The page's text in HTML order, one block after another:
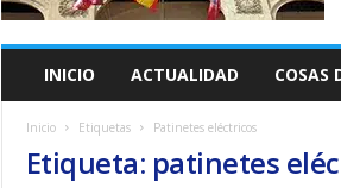
S
INICIO ACTUALIDAD COSAS
Inicio Etiquetas Patinetes eléctricos
Etiqueta: patinetes